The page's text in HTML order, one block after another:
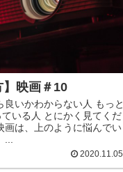
】映画＃10
良いかわからない人 もっと
いる人 とにかく見てくだ
画は、上のように悩んでい
2020.11.05